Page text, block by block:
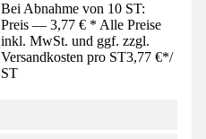
Bei Abnahme von 10 ST:
Preis — 3,77 € * Alle Preise
inkl. MwSt. und ggf. zzgl.
Versandkosten pro ST3,77 €*/
ST